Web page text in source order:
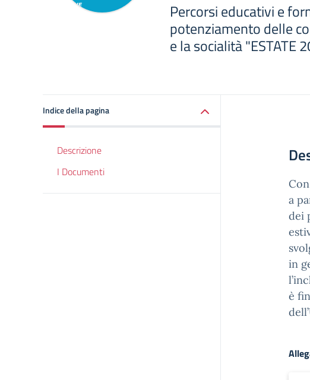
Percorsi educativi e
potenziamento delle
e la socialità "ESTATE
Indice della pagina
Descrizione
I Documenti
a
dei
in
è